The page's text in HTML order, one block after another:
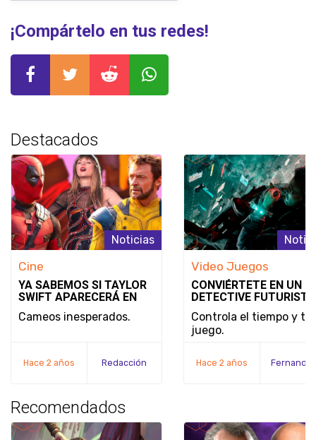
¡Compártelo en tus redes!
Destacados
Noticias
Cine
YA SABEMOS SI TAYLOR
SWIFT APARECERÁ EN
DEADPOOL & WOLVERINE
Cameos inesperados.
Hace 2 años Redacción
Video Juegos
CONVIÉRTETE EN UN
DETECTIVE
SE REVELA EL MODO
JUEGO Y LA FECHA DE
LANZAMIENTO DE
Controla el tiempo y tu
juego.
Hace 2 años
Recomendados